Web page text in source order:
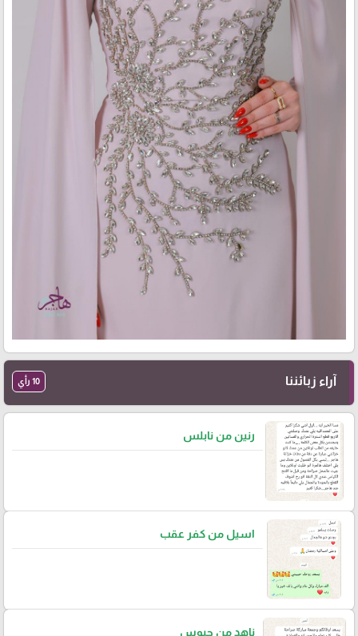
آراء زبائننا 10 رأي
رنين من نابلس
اسيل من كفر عقب
ناهد من جيوس